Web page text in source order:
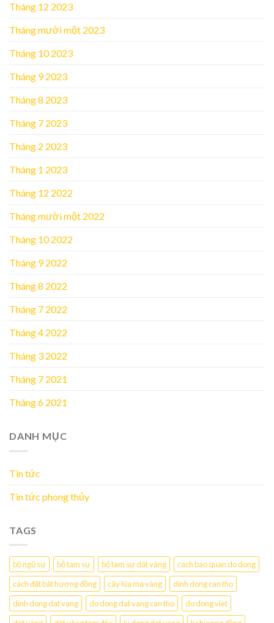
Tháng 12 2023
Tháng mười một 2023
Tháng 10 2023
Tháng 9 2023
Tháng 8 2023
Tháng 7 2023
Tháng 2 2023
Tháng 1 2023
Tháng 12 2022
Tháng mười một 2022
Tháng 10 2022
Tháng 9 2022
Tháng 8 2022
Tháng 7 2022
Tháng 4 2022
Tháng 3 2022
Tháng 7 2021
Tháng 6 2021
DANH MỤC
Tin tức
Tin tức phong thủy
TAGS
bộ ngũ sự bộ tam sự bộ tam sự dát vàng
cach bao quan do dong
cách đặt bát hương đồng
cây lúa mạ vàng
dinh dong can tho
dinh dong dat vang
do dong dat vang can tho
do dong viet